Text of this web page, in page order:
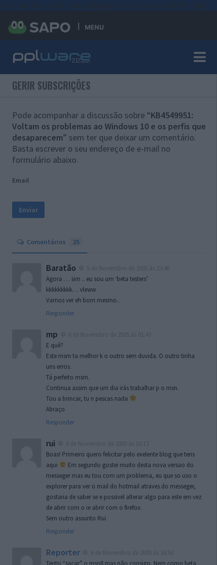
MENU
GERIR SUBSCRIÇÕES
Pode acompanhar a discussão sobre “KB4549951:
Voltam os problemas ao Windows 10 e os perfis que
desaparecem” sem ter que deixar um comentário.
Basta escrever o seu endereço de e-mail no
formulário abaixo.
Email
Comentários 25
Baratão
Agora … sim .. eu sou um ‘beta testers’
kkkkkkkkk… vleww
Vamos ver eh bom mesmo..
Responder
mp
E quê?
Este msm ta melhor k o outro sem duvida. O outro tinha
uns erros.
Tá perfeito msm.
Continua assim que um dia irás trabalhar p o msn.
Tou a brincar, tu n pescas nada
Abraço
Responder
rui
Boas! Primeiro quero felicitar pelo exelente blog que tens
aqui
Em segundo gostei muito desta nova versao do
messeger mas eu tou com um problema, eu que so uso o
explorer para ver o mail do hotmail atraves do messeger,
gostaria de saber se e possivel alterar algo para este em vez
de abrir com o ie abrir com o firefox.
Sem outro assunto Rui
Responder
Reporter
Tento “sacar” o msn8 mas não consigo. Nem como beta